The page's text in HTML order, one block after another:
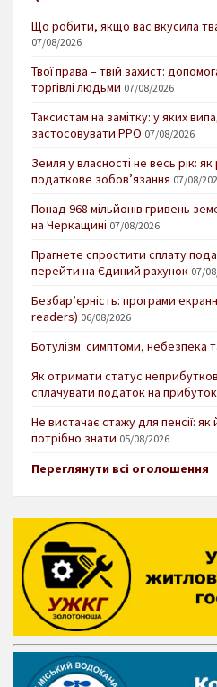
Що робити, якщо вас вкусила
07/08/2026
Твої права – твій захист:
торгівлі людьми 07/08/2026
Таксистам на замітку: у яких
застосовувати РРО 07/08/2026
Земля у власності не весь рік:
податкове зобов’язання 07/08/
Понад 968 мільйонів гривень
на Черкащині 07/08/2026
Прагнете спростити сплату
перейти на Єдиний рахунок 07/
Безбар’єрність: програми
readers) 06/08/2026
Ботулізм: симптоми, небезпека
Як отримати статус
сплачувати податок на прибуток
Не вистачає стажу для пенсії:
потрібно знати 05/08/2026
Переглянути всі оголошення